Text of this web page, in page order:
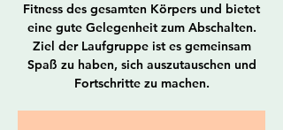
Fitness des gesamten Körpers und bietet
eine gute Gelegenheit zum Abschalten.
Ziel der Laufgruppe ist es gemeinsam
Spaß zu haben, sich auszutauschen und
Fortschritte zu machen.